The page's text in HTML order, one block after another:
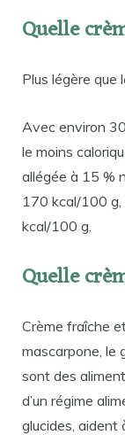
Quelle
Plus légère que
Avec environ
le moins
allégée à 15 %
170 kcal/100 g,
kcal/100 g.
Quelle
Crème fraîche
mascarpone, le
sont des
d’un régime
glucides, aident